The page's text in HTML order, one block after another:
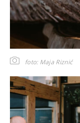
foto: Maja Riznić